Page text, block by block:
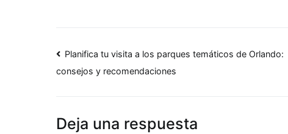
Navegación
de
Planifica tu visita a los parques temáticos de Orlando:
consejos y recomendaciones
Deja una respuesta